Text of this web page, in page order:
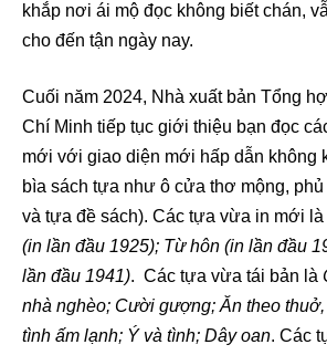
khắp nơi ái mộ đọc không biết chán,
cho đến tận ngày nay.
Cuối năm 2024, Nhà xuất bản Tổng
Chí Minh tiếp tục giới thiệu bạn đọc
mới với giao diện mới hấp dẫn không
bìa sách tựa như ô cửa thơ mộng,
và tựa đề sách). Các tựa vừa in mới là
(in lần đầu 1925); Từ hôn (in lần đầu
lần đầu 1941). Các tựa vừa tái bản là
nhà nghèo; Cười gượng; Ăn theo
tình ấm lạnh; Ý và tình; Dây oan. Các